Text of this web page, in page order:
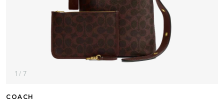
1 / 7
COACH